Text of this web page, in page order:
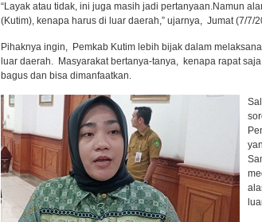
“Layak atau tidak, ini juga masih jadi pertanyaan.Namun
(Kutim), kenapa harus di luar daerah,” ujarnya, Jumat (7/7/
Pihaknya ingin, Pemkab Kutim lebih bijak dalam
luar daerah. Masyarakat bertanya-tanya, kenapa rapat
bagus dan bisa dimanfaatkan.